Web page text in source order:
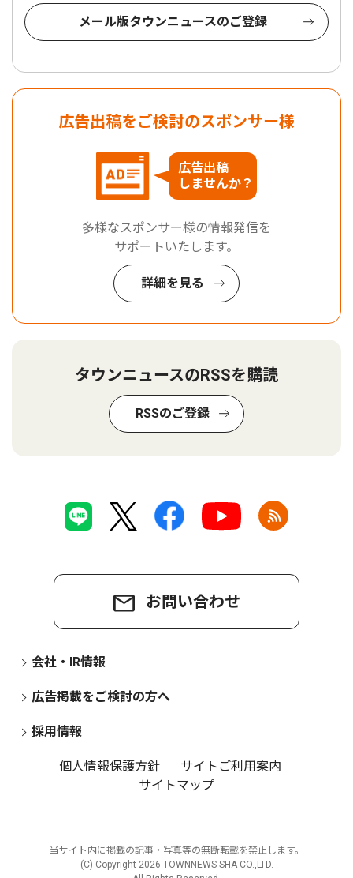
メール版タウンニュースのご登録
広告出稿をご検討のスポンサー様
広告出稿
しませんか？
多様なスポンサー様の情報発信を
サポートいたします。
詳細を見る
タウンニュースのRSSを購読
RSSのご登録
お問い合わせ
会社・IR情報
広告掲載をご検討の方へ
採用情報
個人情報保護方針
サイトご利用案内
サイトマップ
当サイト内に掲載の記事・写真等の無断転載を禁止します。
(C) Copyright 2026 TOWNNEWS-SHA CO.,LTD.